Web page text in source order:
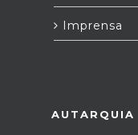
Imprensa
AUTARQUIA